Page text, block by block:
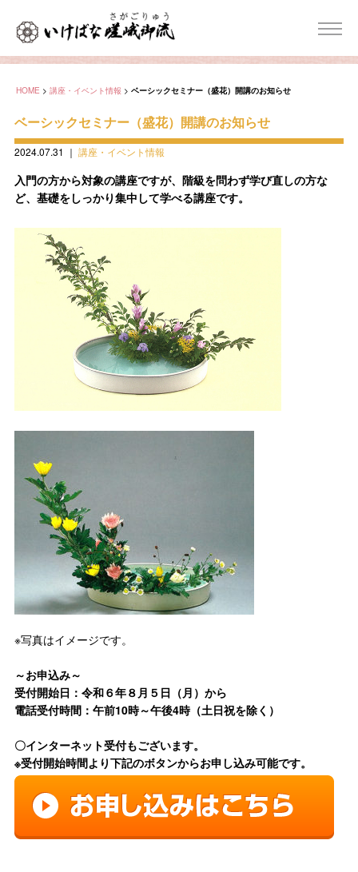
HOME > 講座・イベント情報 > ベーシックセミナー（盛花）開講のお知らせ
ベーシックセミナー（盛花）開講のお知らせ
2024.07.31 ｜ 講座・イベント情報
入門の方から対象の講座ですが、階級を問わず学び直しの方な
ど、基礎をしっかり集中して学べる講座です。
※写真はイメージです。
～お申込み～
受付開始日：令和６年８ 月５日（月）から
電話受付時間：午前10時～午後4時（土日祝を除く）
〇インターネット受付もございます。
※受付開始時間より下記のボタンからお申し込み可能です。